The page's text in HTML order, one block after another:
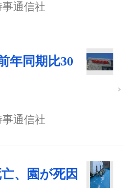
事通信社
年同期比30
事通信社
、園が死因